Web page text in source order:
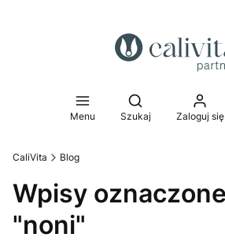
Menu
Otwórz
Szukaj Zaloguj się
CaliVita Blog
Wpisy
"noni"